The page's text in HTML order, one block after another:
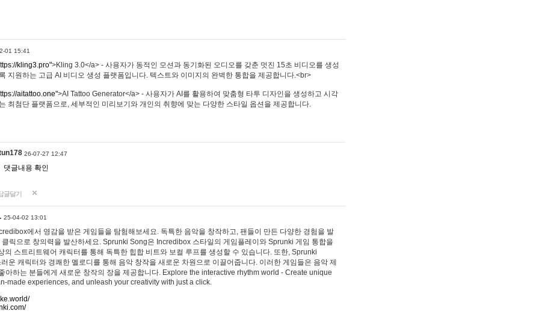
01 15:41
kling3.pro">Kling 3.0</a> - 사용자가 동적인 모션과 동기화된 오디오를 갖춘 멋진 15초 비디오를 생성
지원하는 고급 AI 비디오 생성 플랫폼입니다. 텍스트와 이미지의 완벽한 통합을 제공합니다.<br>
aitattoo.one">AI Tattoo Generator</a> - 사용자가 AI를 활용하여 맞춤형 타투 디자인을 생성하고 시각
최첨단 플랫폼으로, 세부적인 미리보기와 개인의 취향에 맞는 다양한 스타일 옵션을 제공합니다.
26-07-27 12:47
댓글내용 확인
글달기
25-04-02 13:01
에서 영감을 받은 게임들을 탐험해보세요. 독특한 음악을 창작하고, 팬들이 만든 다양한 경험을 발
클릭으로 창의력을 발산하세요. Sprunki Song은 Incredibox 스타일의 게임플레이와 Sprunki 게임 통합을
의 스트리트웨어 캐릭터를 통해 독특한 힙합 비트와 보컬 루프를 생성할 수 있습니다. 또한, Sprunki
운 캐릭터와 경쾌한 멜로디를 통해 음악 창작을 새로운 차원으로 이끌어줍니다. 이러한 게임들은 음악 제
아하는 분들에게 새로운 창작의 장을 제공합니다. Explore the interactive rhythm world - Create unique
made experiences, and unleash your creativity with just a click.